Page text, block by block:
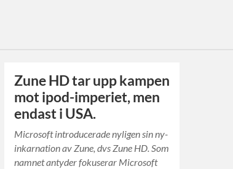
Zune HD tar upp kampen
mot ipod-imperiet, men
endast i USA.
Microsoft introducerade nyligen sin ny-
inkarnation av Zune, dvs Zune HD. Som
namnet antyder fokuserar Microsoft